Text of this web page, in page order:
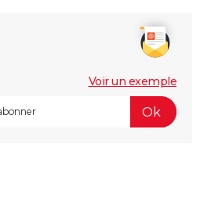
Voir un exemple